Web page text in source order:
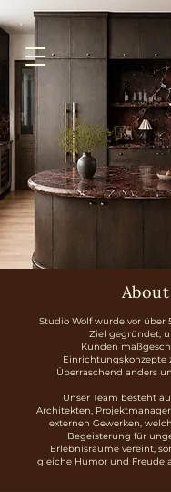
About
Studio Wolf wurde vor über
Ziel gegründet,
Kunden
Einrichtungskonzepte
Überraschend anders
Unser Team besteht
Architekten,
externen Gewerken,
Begeisterung für
Erlebnisräume vereint,
gleiche Humor und Freude